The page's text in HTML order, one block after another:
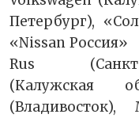
Петербург),
«Nissan
Rus (Санкт-
(Калужская